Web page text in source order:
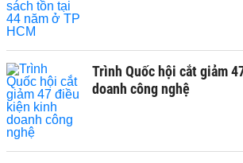
Trình Quốc hội cắt giảm
doanh công nghệ